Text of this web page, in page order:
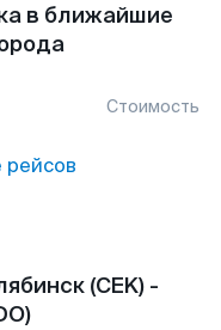
в ближайшие
Стоимость
рейсов
(CEK) -